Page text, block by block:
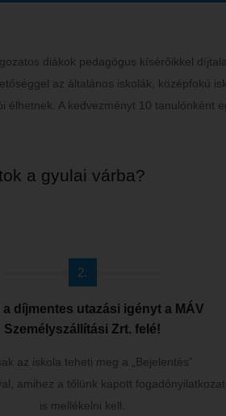
diákok pedagógus kísérőikkel
az általános iskolák, középfokú
A kedvezményt 10 tanulónként
a gyulai várba?
2.
a díjmentes utazási igényt a MÁV
Személyszállítási Zrt. felé!
az iskola teheti meg a „Bejelentés”
amihez a tőlünk kapott
is mellékelni kell.